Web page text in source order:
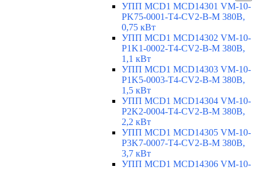
УПП MCD1 MCD14301 VM-10-
PK75-0001-T4-CV2-B-M 380В,
0,75 кВт
УПП MCD1 MCD14302 VM-10-
P1K1-0002-T4-CV2-B-M 380В,
1,1 кВт
УПП MCD1 MCD14303 VM-10-
P1K5-0003-T4-CV2-B-M 380В,
1,5 кВт
УПП MCD1 MCD14304 VM-10-
P2K2-0004-T4-CV2-B-M 380В,
2,2 кВт
УПП MCD1 MCD14305 VM-10-
P3K7-0007-T4-CV2-B-M 380В,
3,7 кВт
УПП MCD1 MCD14306 VM-10-